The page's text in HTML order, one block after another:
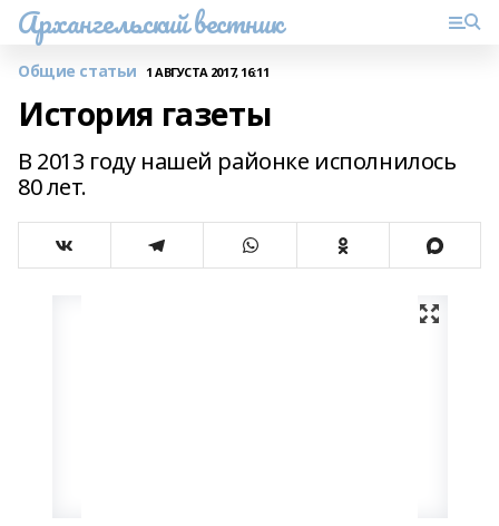
Архангельский вестник
Общие статьи 1 АВГУСТА 2017, 16:11
История газеты
В 2013 году нашей районке исполнилось
80 лет.